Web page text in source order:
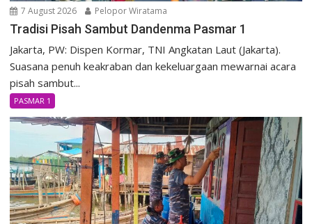
7 August 2026 Pelopor Wiratama
Tradisi Pisah Sambut Dandenma Pasmar 1
Jakarta, PW: Dispen Kormar, TNI Angkatan Laut (Jakarta).
Suasana penuh keakraban dan kekeluargaan mewarnai acara
pisah sambut...
PASMAR 1